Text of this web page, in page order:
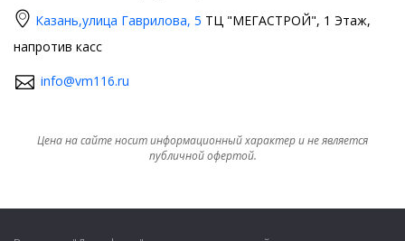
Казань,улица Гаврилова, 5 ТЦ "МЕГАСТРОЙ", 1 Этаж,
напротив касс
info@vm116.ru
Цена на сайте носит информационный характер и не является
публичной офертой.